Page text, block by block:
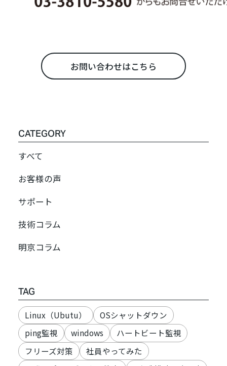
お問い合わせはこちら
CATEGORY
すべて
お客様の声
サポート
技術コラム
明京コラム
TAG
Linux（Ubutu）
OSシャットダウン
ping監視
windows
ハートビート監視
フリーズ対策
社員やってみた